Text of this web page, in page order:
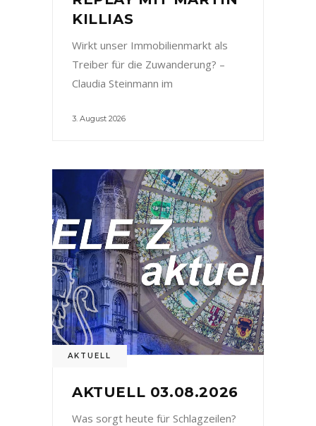
KILLIAS
Wirkt unser Immobilienmarkt als
Treiber für die Zuwanderung? –
Claudia Steinmann im
3. August 2026
AKTUELL
AKTUELL 03.08.2026
Was sorgt heute für Schlagzeilen?